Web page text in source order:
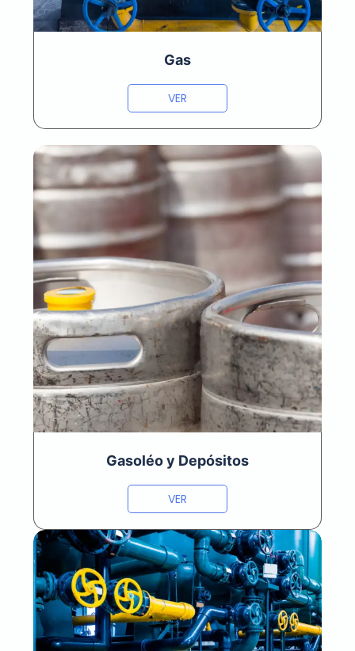
Gas
VER
Gasoléo y Depósitos
VER